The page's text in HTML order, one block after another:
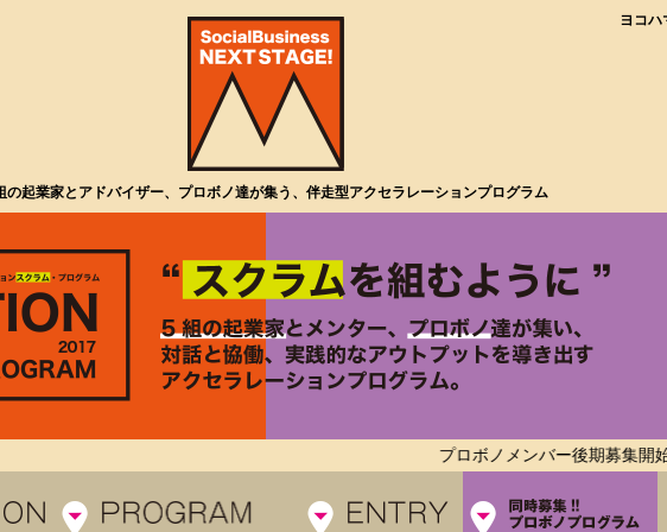
の起業家とアドバイザー、プロボノ達が集う、伴走型アクセラレーションプログラム
ヨコハ
プロボノメンバー後期募集開始！ ”スク